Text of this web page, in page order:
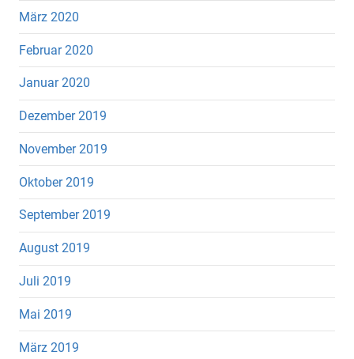
März 2020
Februar 2020
Januar 2020
Dezember 2019
November 2019
Oktober 2019
September 2019
August 2019
Juli 2019
Mai 2019
März 2019